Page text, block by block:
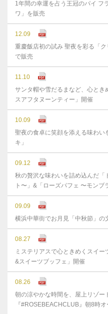
1年間の幸運を占う王冠のパイ フ
ワ」を販売
12.09
重慶飯店初の試み 聖夜を彩る「
で販売
11.10
サンタ帽や雪だるまなど、心とき
スアフタヌーンティー」開催
10.09
聖夜の食卓に笑顔を添える味わい
キ」
09.12
秋の贅沢な味わいを詰め込んだ「
ト〜」&「ローズパフェ 〜モンブ
09.09
横浜中華街でお月見「中秋節」の
08.27
ミステリアスで心ときめくスイ
&スイーツブッフェ」開催
08.26
朝の涼やかな時間を、屋上リゾー
『#ROSEBEACHCLUB』朝8時オ